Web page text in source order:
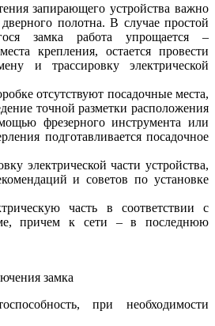
запирающего устройства важно
полотна. В случае простой
замка работа упрощается –
крепления, остается провести
и трассировку электрической
отсутствуют посадочные места,
точной разметки расположения
фрезерного инструмента или
подготавливается посадочное
электрической части устройства,
и советов по установке
часть в соответствии с
причем к сети – в последнюю
замка
при необходимости